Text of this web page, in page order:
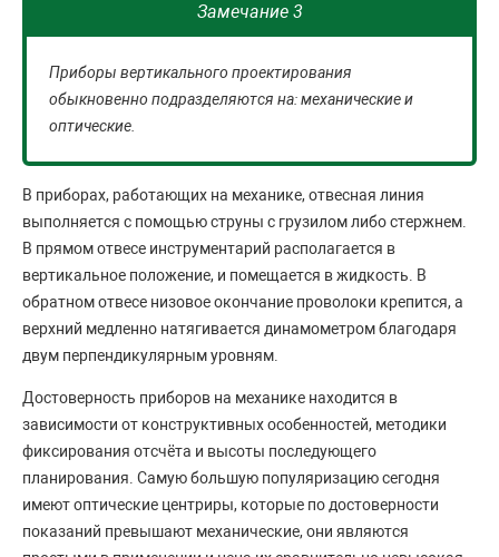
Замечание 3
Приборы вертикального проектирования
обыкновенно подразделяются на: механические и
оптические.
В приборах, работающих на механике, отвесная линия
выполняется с помощью струны с грузилом либо стержнем.
В прямом отвесе инструментарий располагается в
вертикальное положение, и помещается в жидкость. В
обратном отвесе низовое окончание проволоки крепится, а
верхний медленно натягивается динамометром благодаря
двум перпендикулярным уровням.
Достоверность приборов на механике находится в
зависимости от конструктивных особенностей, методики
фиксирования отсчёта и высоты последующего
планирования. Самую большую популяризацию сегодня
имеют оптические центриры, которые по достоверности
показаний превышают механические, они являются